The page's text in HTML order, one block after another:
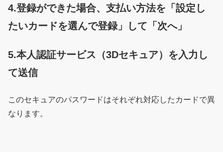
4.登録ができた場合、支払い方法を「設定し
たいカードを選んで登録」して「次へ」
5.本人認証サービス（3Dセキュア）を入力し
て送信
このセキュアのパスワードはそれぞれ対応したカードで異
なります。